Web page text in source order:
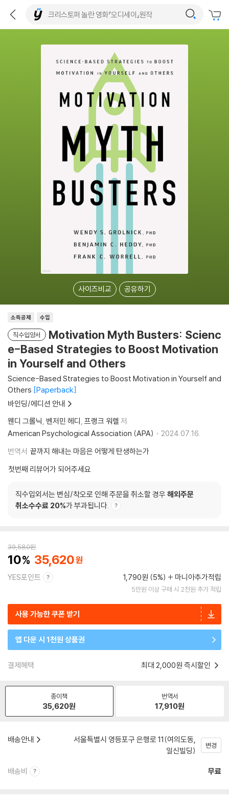
사이즈비교 공유하기
소득공제 수입
직수입양서
Motivation Myth Busters: Scienc
e-Based Strategies to Boost Motivation
in Yourself and Others
Science-Based Strategies to Boost Motivation in Yourself and
Others Paperback
바인딩/에디션 안내
웬디 그롤닉 벤저민 헤디 프랭크 워렐 저
American Psychological Association (APA)
2024.07.16.
번역서 끝까지 해내는 마음은 어떻게 탄생하는가
첫번째 리뷰어가 되어주세요
직수입외서는 변심/착오로 인해 주문을 취소할 경우 해외주문
취소수수료 20%가 부과됩니다.
39,580원
10 35,620
YES포인트 1,790원 (5%) 마니아추가적립
5만원 이상 구매 시 2천원 추가 적립
사용 가능한 쿠폰 받기
앱 다운 시 1천원 상품권
결제혜택 최대 2,000원 즉시할인
종이책
35,620원
번역서
17,910원
배송안내
서울특별시 영등포구 은행로 11(여의도동,
일신빌딩)
변경
배송비 무료